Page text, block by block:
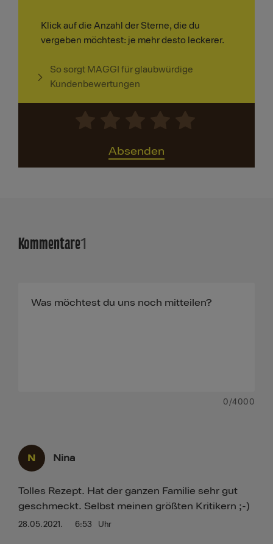
Klick auf die Anzahl der Sterne, die du
vergeben möchtest: je mehr desto leckerer.
So sorgt MAGGI für glaubwürdige
Kundenbewertungen
Absenden
Kommentare1
0 /4000
N Nina
28.05.2021. 6:53 Uhr
Tolles Rezept. Hat der ganzen Familie sehr gut
geschmeckt. Selbst meinen größten Kritikern ;-)